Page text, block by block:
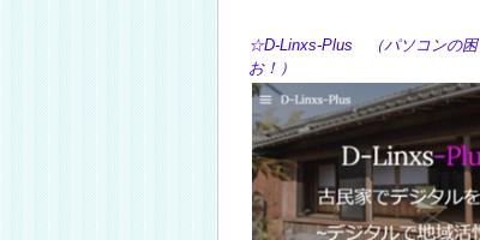
☆D-Linxs-Plus （パソコンの
お